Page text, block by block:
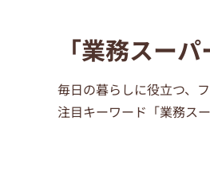
「業務スー
毎日の暮らしに役立つ、
注目キーワード「業務ス